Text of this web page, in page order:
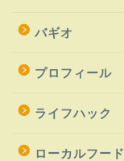
バギオ
プロフィール
ライフハック
ローカルフード